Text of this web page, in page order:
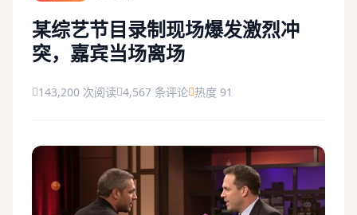
今日爆料
某综艺节目录制现场爆发激烈冲
突，嘉宾当场离场
143,200 次阅读 4,567 条评论 热度 91